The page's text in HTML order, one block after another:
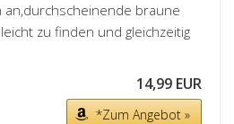
an,durchscheinende braune
zu finden und gleichzeitig
14,99 EUR
*Zum Angebot »